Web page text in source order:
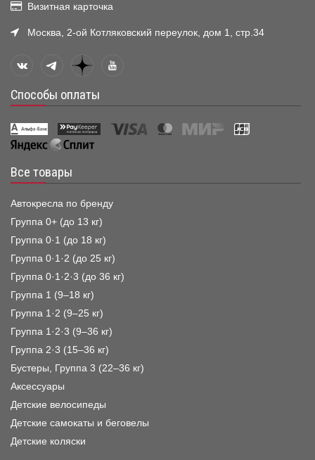
Визитная карточка
Москва, 2-ой Котляковский переулок, дом 1, стр.34
Способы оплаты
Все товары
Автокресла по бренду
Группа 0+ (до 13 кг)
Группа 0·1 (до 18 кг)
Группа 0·1·2 (до 25 кг)
Группа 0·1·2·3 (до 36 кг)
Группа 1 (9–18 кг)
Группа 1·2 (9–25 кг)
Группа 1·2·3 (9–36 кг)
Группа 2·3 (15–36 кг)
Бустеры, Группа 3 (22–36 кг)
Аксессуары
Детские велосипеды
Детские самокаты и беговелы
Детские коляски